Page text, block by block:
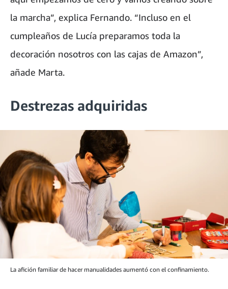
la marcha”, explica Fernando. “Incluso en el
cumpleaños de Lucía preparamos toda la
decoración nosotros con las cajas de Amazon”,
añade Marta.
Destrezas adquiridas
La afición familiar de hacer manualidades aumentó con el confinamiento.